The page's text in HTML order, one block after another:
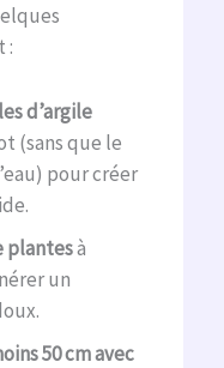
:
d’argile
(sans que le
pour créer
plantesà
un
50 cm avec